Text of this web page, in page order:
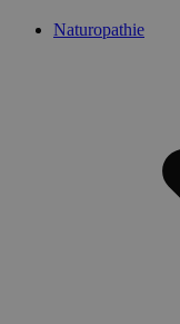
Naturopathie